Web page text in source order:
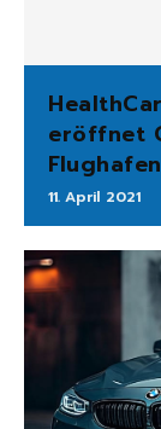
eröffnet
11. April 2021